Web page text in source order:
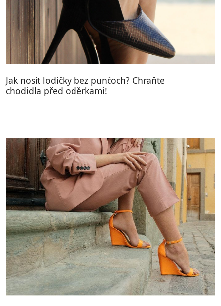
Jak nosit lodičky bez punčoch? Chraňte
chodidla před oděrkami!